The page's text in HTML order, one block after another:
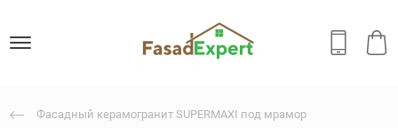
Фасадный керамогранит SUPERMAXI под мрамор